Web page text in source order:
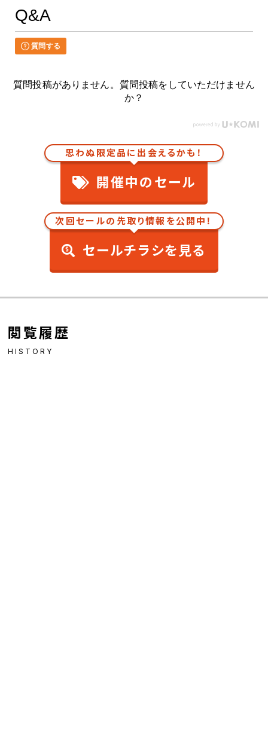
Q&A
質問する
質問投稿がありません。質問投稿をしていただけません
か？
思わぬ限定品に出会えるかも！
開催中のセール
次回セールの先取り情報を公開中！
セールチラシを見る
閲覧履歴
HISTORY